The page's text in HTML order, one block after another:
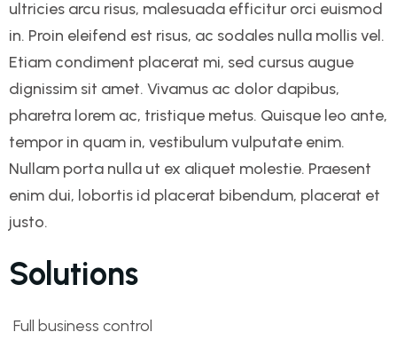
ultricies arcu risus, malesuada efficitur orci euismod
in. Proin eleifend est risus, ac sodales nulla mollis vel.
Etiam condiment placerat mi, sed cursus augue
dignissim sit amet. Vivamus ac dolor dapibus,
pharetra lorem ac, tristique metus. Quisque leo ante,
tempor in quam in, vestibulum vulputate enim.
Nullam porta nulla ut ex aliquet molestie. Praesent
enim dui, lobortis id placerat bibendum, placerat et
justo.
Solutions
Full business control